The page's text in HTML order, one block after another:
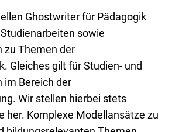
Ghostwriter für Pädagogik
sowie
zu Themen der
Gleiches gilt für Studien- und
im Bereich der
Wir stellen hierbei stets
her. Komplexe Modellansätze zu